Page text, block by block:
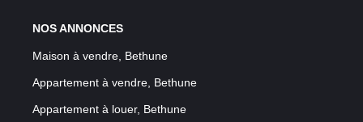
NOS ANNONCES
Maison à vendre, Bethune
Appartement à vendre, Bethune
Appartement à louer, Bethune